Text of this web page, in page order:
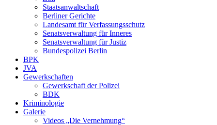
Staatsanwaltschaft
Berliner Gerichte
Landesamt für Verfassungsschutz
Senatsverwaltung für Inneres
Senatsverwaltung für Justiz
Bundespolizei Berlin
BPK
JVA
Gewerkschaften
Gewerkschaft der Polizei
BDK
Kriminologie
Galerie
Videos „Die Vernehmung“